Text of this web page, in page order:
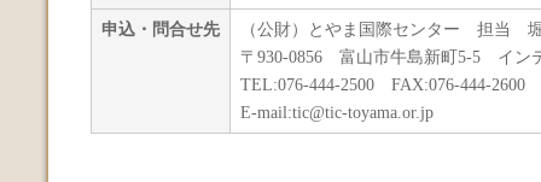
申込・問合せ先
（公財）とやま国際センター 担当
〒930-0856 富山市牛島新町5-5 イン
TEL:076-444-2500 FAX:076-444-2600
E-mail:tic@tic-toyama.or.jp